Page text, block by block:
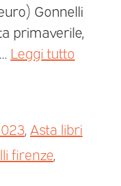
Gonnelli
primaverile,
Leggi tutto
Asta libri
firenze